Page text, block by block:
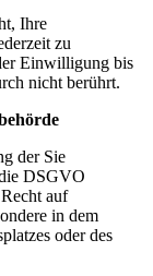
Ihre
zu
Einwilligung bis
nicht berührt.
der Sie
DSGVO
auf
in dem
oder des